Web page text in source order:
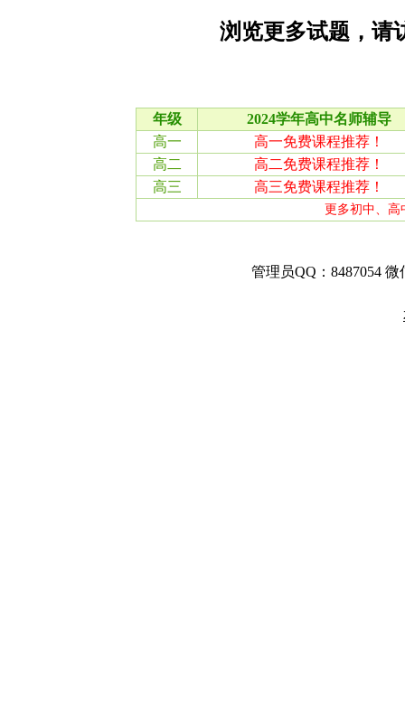
浏览更多试题，请
管理员QQ：8487054 微